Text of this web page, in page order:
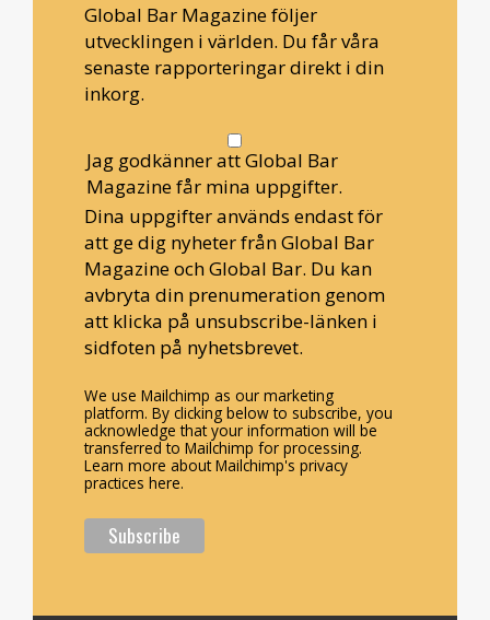
Global Bar Magazine följer
utvecklingen i världen. Du får våra
senaste rapporteringar direkt i din
inkorg.
Jag godkänner att Global Bar
Magazine får mina uppgifter.
Dina uppgifter används endast för
att ge dig nyheter från Global Bar
Magazine och Global Bar. Du kan
avbryta din prenumeration genom
att klicka på unsubscribe-länken i
sidfoten på nyhetsbrevet.
We use Mailchimp as our marketing
platform. By clicking below to subscribe, you
acknowledge that your information will be
transferred to Mailchimp for processing.
Learn more about Mailchimp's privacy
practices here.